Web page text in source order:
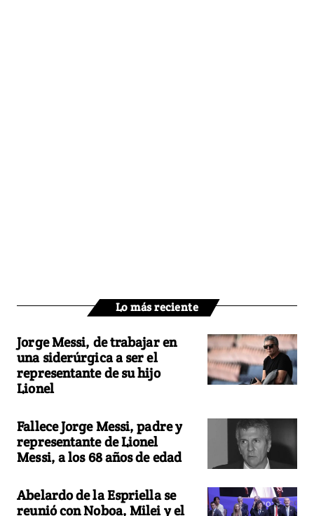
Lo más reciente
Jorge Messi, de trabajar en
una siderúrgica a ser el
representante de su hijo
Lionel
Fallece Jorge Messi, padre y
representante de Lionel
Messi, a los 68 años de edad
Abelardo de la Espriella se
reunió con Noboa, Milei y el